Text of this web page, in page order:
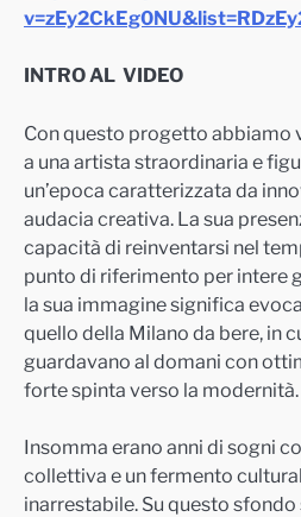
INTRO AL VIDEO
Con questo progetto abbiamo
a una artista straordinaria e
un’epoca caratterizzata da
audacia creativa. La sua
capacità di reinventarsi nel
punto di riferimento per intere
la sua immagine significa
quello della Milano da bere, in
guardavano al domani con
forte spinta verso la modernità.
Insomma erano anni di sogni
collettiva e un fermento
inarrestabile. Su questo